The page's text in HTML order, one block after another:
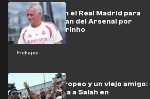
Fichajes
Optimismo en el Real Madrid para
frustrar el plan del Arsenal por
culpa de Mourinho
Un frente europeo y un viejo amigo:
¿qué le espera a Salah en